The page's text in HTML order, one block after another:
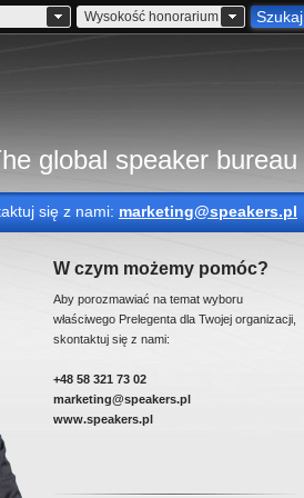
Wysokość honorarium Szukaj
global speaker bureau
się z nami: marketing@speakers.pl
W czym możemy pomóc?
Aby porozmawiać na temat wyboru
właściwego Prelegenta dla Twojej organizacji,
skontaktuj się z nami:
+48 58 321 73 02
marketing@speakers.pl
www.speakers.pl